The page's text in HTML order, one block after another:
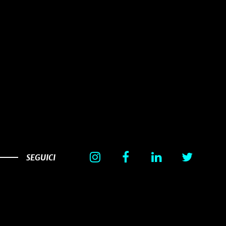
SEGUICI